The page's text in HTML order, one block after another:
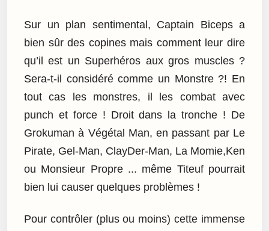
Sur un plan sentimental, Captain Biceps a
bien sûr des copines mais comment leur dire
qu’il est un Superhéros aux gros muscles ?
Sera-t-il considéré comme un Monstre ?! En
tout cas les monstres, il les combat avec
punch et force ! Droit dans la tronche ! De
Grokuman à Végétal Man, en passant par Le
Pirate, Gel-Man, ClayDer-Man, La Momie,Ken
ou Monsieur Propre ... même Titeuf pourrait
bien lui causer quelques problèmes !
Pour contrôler (plus ou moins) cette immense